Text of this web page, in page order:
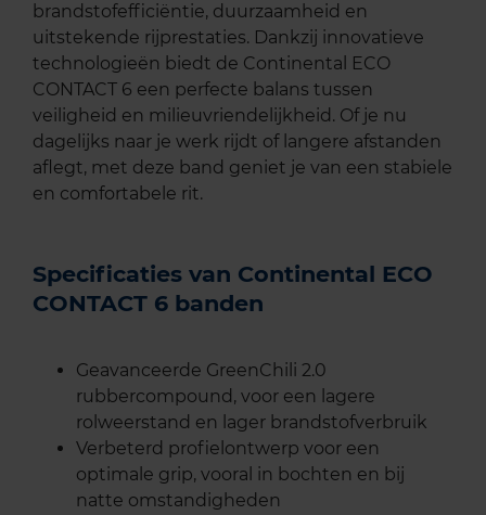
brandstofefficiëntie, duurzaamheid en
uitstekende rijprestaties. Dankzij innovatieve
technologieën biedt de Continental ECO
CONTACT 6 een perfecte balans tussen
veiligheid en milieuvriendelijkheid. Of je nu
dagelijks naar je werk rijdt of langere afstanden
aflegt, met deze band geniet je van een stabiele
en comfortabele rit.
Specificaties van Continental ECO
CONTACT 6 banden
Geavanceerde GreenChili 2.0
rubbercompound, voor een lagere
rolweerstand en lager brandstofverbruik
Verbeterd profielontwerp voor een
optimale grip, vooral in bochten en bij
natte omstandigheden